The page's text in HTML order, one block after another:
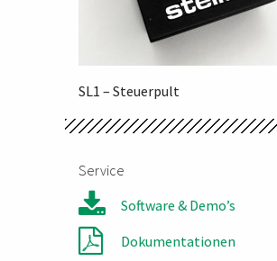
SL1 – Steuerpult
Service
Software & Demo’s
Dokumentationen